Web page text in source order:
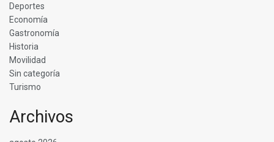
Deportes
Economía
Gastronomía
Historia
Movilidad
Sin categoría
Turismo
Archivos